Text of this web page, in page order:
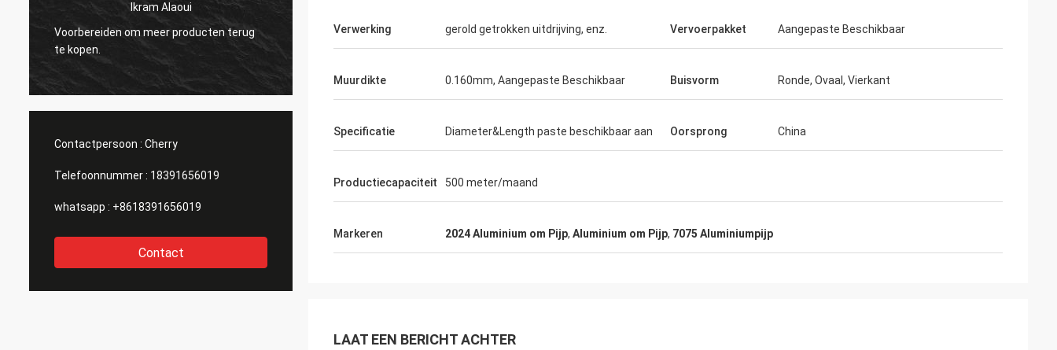
om meer producten terug
Voorbereiden om meer producten terug
te kopen.
Contactpersoon : Cherry
Telefoonnummer : 18391656019
whatsapp : +8618391656019
Contact
Verwerking gerold getrokken uitdrijving, enz. Vervoerpakket Aangepaste Beschikbaar
Muurdikte 0.160mm, Aangepaste Beschikbaar Buisvorm Ronde, Ovaal, Vierkant
Specificatie Diameter&Length paste beschikbaar aan Oorsprong China
Productiecapaciteit 500 meter/maand
Markeren 2024 Aluminium om Pijp, Aluminium om Pijp, 7075 Aluminiumpijp
LAAT EEN BERICHT ACHTER